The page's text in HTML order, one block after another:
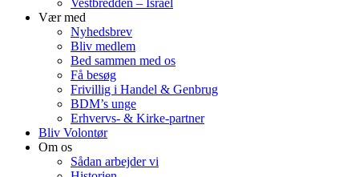
Vestbredden – Israel
Vær med
Nyhedsbrev
Bliv medlem
Bed sammen med os
Få besøg
Frivillig i Handel & Genbrug
BDM’s unge
Erhvervs- & Kirke-partner
Bliv Volontør
Om os
Sådan arbejder vi